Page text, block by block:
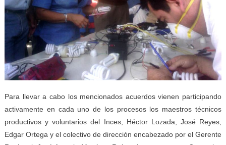
Para llevar a cabo los mencionados acuerdos vienen participando
activamente en cada uno de los procesos los maestros técnicos
productivos y voluntarios del Inces, Héctor Lozada, José Reyes,
Edgar Ortega y el colectivo de dirección encabezado por el Gerente